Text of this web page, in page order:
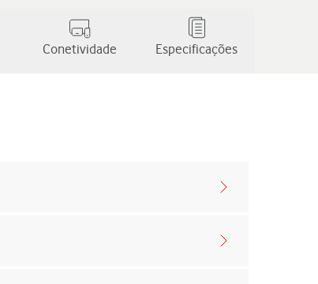
Conetividade Especificações